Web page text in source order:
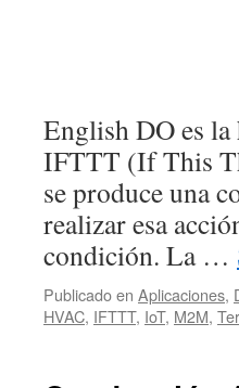
English DO es
IFTTT (If This
se produce una
realizar esa
condición. La …
Publicado en Aplicaciones,
HVAC, IFTTT, IoT, M2M,